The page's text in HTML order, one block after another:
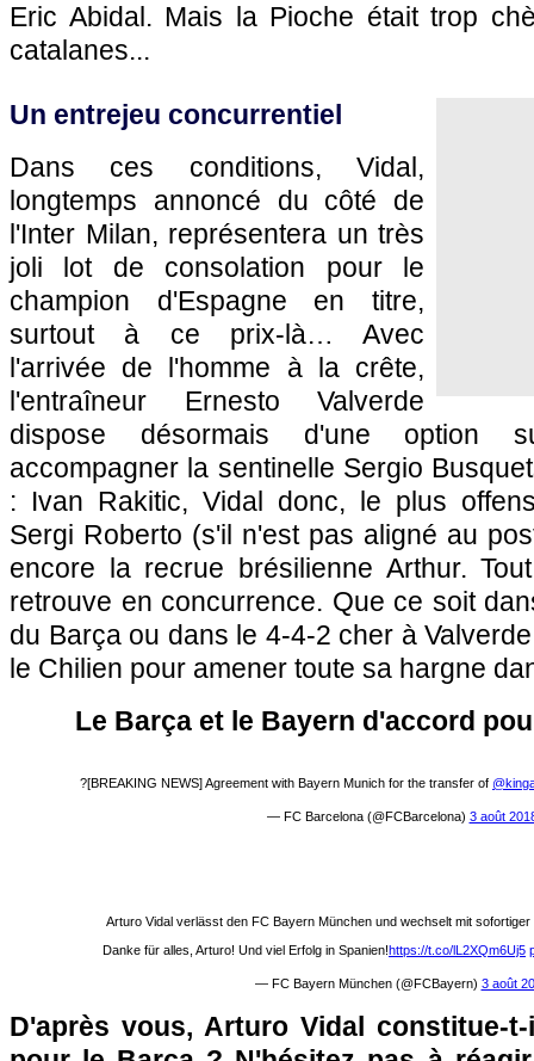
Eric Abidal. Mais la Pioche était trop
catalanes...
Un entrejeu concurrentiel
Dans ces conditions, Vidal,
longtemps annoncé du côté de
l'Inter Milan, représentera un très
joli lot de consolation pour le
champion d'Espagne en titre,
surtout à ce prix-là… Avec
l'arrivée de l'homme à la crête,
l'entraîneur Ernesto Valverde
dispose désormais d'une option
accompagner la sentinelle Sergio
: Ivan Rakitic, Vidal donc, le plus
Sergi Roberto (s'il n'est pas aligné au
encore la recrue brésilienne Arthur.
retrouve en concurrence. Que ce soit
du Barça ou dans le 4-4-2 cher à
le Chilien pour amener toute sa hargne
Le Barça et le Bayern d'accord
?[BREAKING NEWS] Agreement with Bayern Munich for the transfer of
— FC Barcelona (@FCBarcelona) 3 août
Arturo Vidal verlässt den FC Bayern München und wechselt mit
Danke für alles, Arturo! Und viel Erfolg in Spanien!https://t.co/lL2XQm6Uj5
— FC Bayern München (@FCBayern) 3 août
D'après vous, Arturo Vidal constitue-